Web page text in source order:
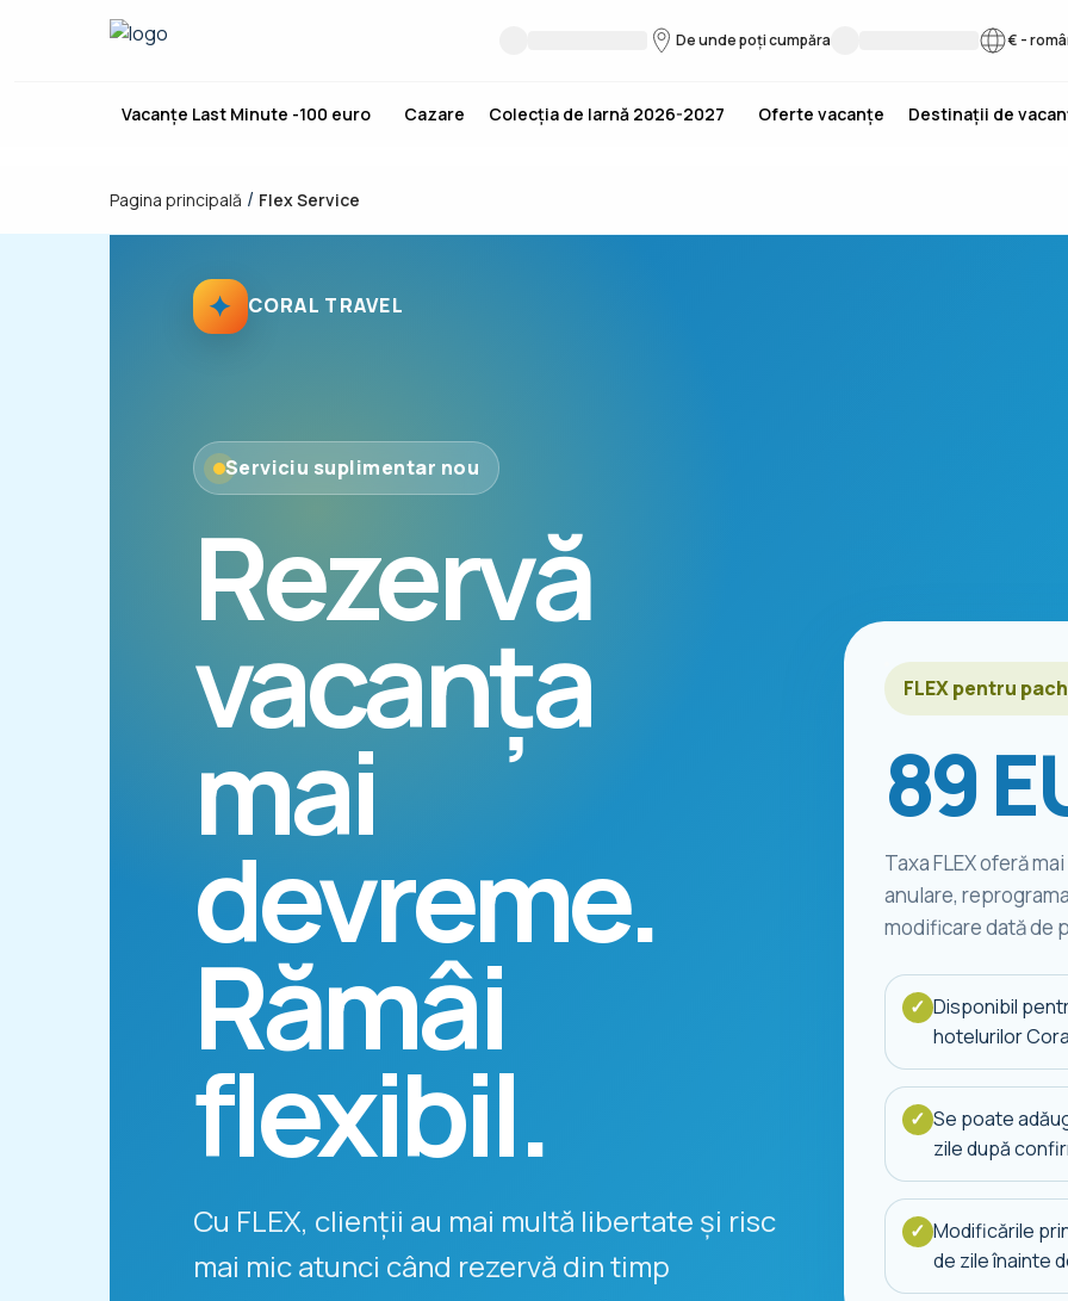
De unde poți cumpăra € -
Vacanțe Last Minute -100 euro Cazare Colecția de Iarnă 2026-2027 Oferte vacanțe Destinații de
Pagina principală / Flex Service
✦ CORAL TRAVEL
Serviciu suplimentar nou
Rezervă
vacanța
mai
devreme.
Rămâi
flexibil.
Cu FLEX, clienții au mai multă libertate și risc
mai mic atunci când rezervă din timp
FLEX pentru
89
Taxa FLEX oferă
anulare,
modificare dată de
✓ Disponibil
hotelurilor
✓ Se poate
zile după
✓ Modificările
de zile înainte